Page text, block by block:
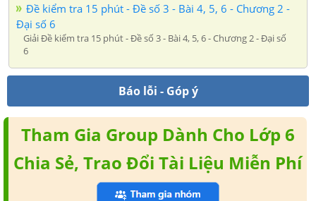
Đề kiểm tra 15 phút - Đề số 3 - Bài 4, 5, 6 - Chương 2 -
Đại số 6
Giải Đề kiểm tra 15 phút - Đề số 3 - Bài 4, 5, 6 - Chương 2 - Đại số
6
Báo lỗi - Góp ý
Tham Gia Group Dành Cho Lớp 6
Chia Sẻ, Trao Đổi Tài Liệu Miễn Phí